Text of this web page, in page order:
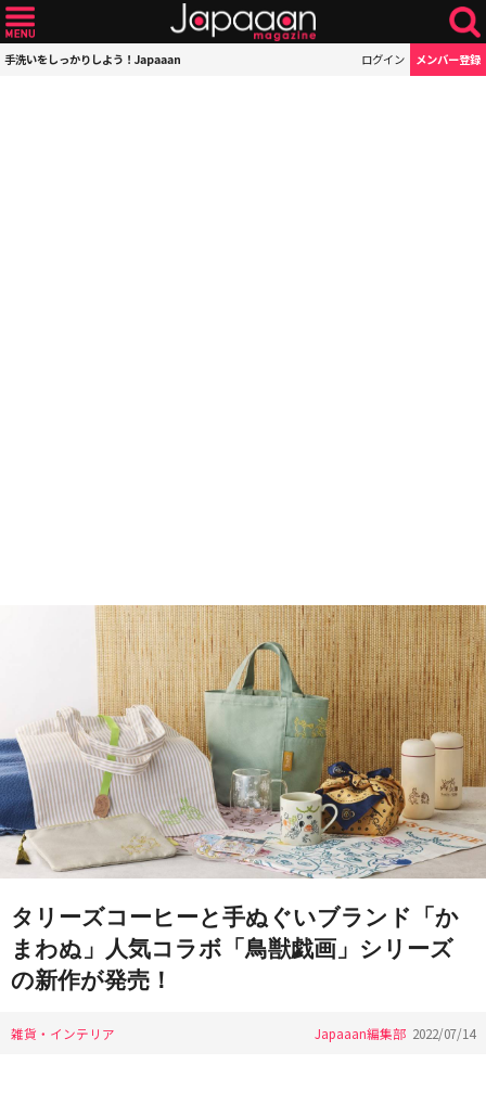
手洗いをしっかりしよう！Japaaan ログイン メンバー登録
タリーズコーヒーと手ぬぐいブランド「か
まわぬ」人気コラボ「鳥獣戯画」シリーズ
の新作が発売！
雑貨・インテリア Japaaan編集部 2022/07/14